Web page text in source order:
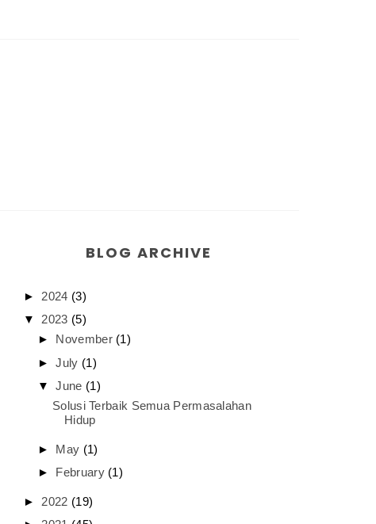
BLOG ARCHIVE
► 2024 (3)
▼ 2023 (5)
► November (1)
►July (1)
▼June (1)
Solusi Terbaik Semua Permasalahan
Hidup
► May (1)
► February (1)
► 2022 (19)